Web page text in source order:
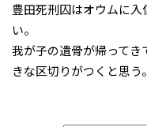
豊田死刑囚はオウムに
い。
我が子の遺骨が帰ってき
きな区切りがつくと思う。